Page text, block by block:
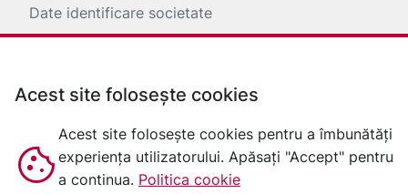
Date identificare societate
Acest site folosește cookies
Acest site folosește cookies pentru a îmbunătăți
experiența utilizatorului. Apăsați "Accept" pentru
a continua. Politica cookie